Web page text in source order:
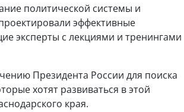
политической системы и
эффективные
эксперты с лекциями и тренингами
Президента России для поиска
хотят развиваться в этой
края.